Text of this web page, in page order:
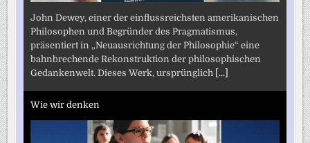
John Dewey, einer der einflussreichsten amerikanischen
Philosophen und Begründer des Pragmatismus,
präsentiert in „Neuausrichtung der Philosophie“ eine
bahnbrechende Rekonstruktion der philosophischen
Gedankenwelt. Dieses Werk, ursprünglich
[...]
Wie wir denken